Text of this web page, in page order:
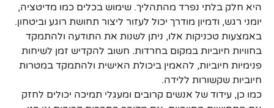
היא חלק בלתי נפרד מהתהליך. שימוש בכלים כמו מדיטציה,
יומני רגש, ודמיון מודרך יכול לעזור ליצור תחושת רוגע וביטחון.
באמצעות טכניקות אלו, ניתן לשנות את התודעה ולהתמקד
בחוויות חיוביות במקום בחרדות. חשוב להקדיש זמן לשיחות
פנימיות חיוביות, להאמין ביכולת האישית ולהתמקד במטרות
חיוביות שקשורות ללידה.
כמו כן, עידוד של אנשים קרובים ומעגלי תמיכה יכולים לחזק